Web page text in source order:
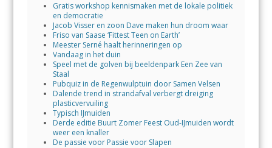
Gratis workshop kennismaken met de lokale politiek
en democratie
Jacob Visser en zoon Dave maken hun droom waar
Friso van Saase ‘Fittest Teen on Earth’
Meester Serné haalt herinneringen op
Vandaag in het duin
Speel met de golven bij beeldenpark Een Zee van
Staal
Pubquiz in de Regenwulptuin door Samen Velsen
Dalende trend in strandafval verbergt dreiging
plasticvervuiling
Typisch IJmuiden
Derde editie Buurt Zomer Feest Oud-IJmuiden wordt
weer een knaller
De passie voor Passie voor Slapen